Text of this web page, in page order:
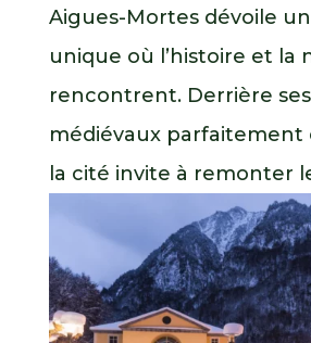
Aigues-Mortes dévoile
unique où l’histoire et la
rencontrent. Derrière
médiévaux parfaitement
la cité invite à remonter